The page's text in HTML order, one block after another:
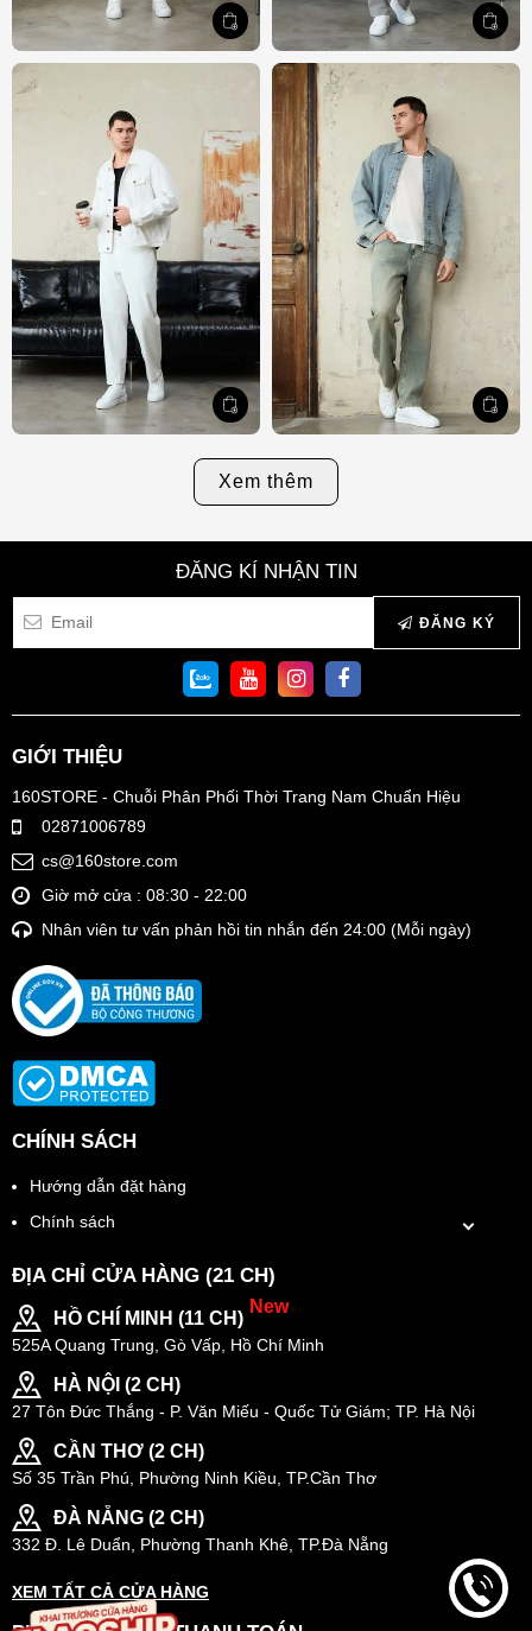
Xem thêm
ĐĂNG KÍ NHẬN TIN
ĐĂNG KÝ
GIỚI THIỆU
160STORE - Chuỗi Phân Phối Thời Trang Nam Chuẩn Hiệu
02871006789
cs@160store.com
Giờ mở cửa : 08:30 - 22:00
Nhân viên tư vấn phản hồi tin nhắn đến 24:00 (Mỗi ngày)
CHÍNH SÁCH
Hướng dẫn đặt hàng
Chính sách
ĐỊA CHỈ CỬA HÀNG (21 CH)
HỒ CHÍ MINH (11 CH)
New
525A Quang Trung, Gò Vấp, Hồ Chí Minh
HÀ NỘI (2 CH)
27 Tôn Đức Thắng - P. Văn Miếu - Quốc Tử Giám; TP. Hà Nội
CẦN THƠ (2 CH)
Số 35 Trần Phú, Phường Ninh Kiều, TP.Cần Thơ
ĐÀ NẴNG (2 CH)
332 Đ. Lê Duẩn, Phường Thanh Khê, TP.Đà Nẵng
XEM TẤT CẢ CỬA HÀNG